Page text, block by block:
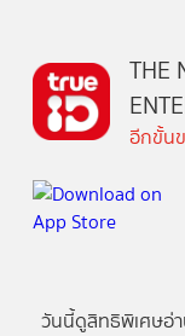
THE
อีกขั้น
วันนี้ดูสิทธิพิเศษอ่